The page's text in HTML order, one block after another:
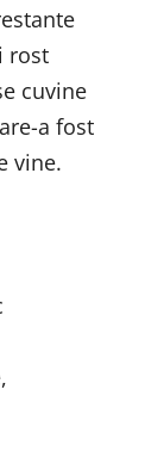
rost
cuvine
a fost
vine.